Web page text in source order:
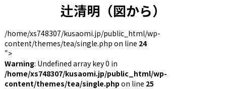
辻清明（図から）
/home/xs748307/kusaomi.jp/public_html/wp-
content/themes/tea/single.php on line 24
">
Warning: Undefined array key 0 in
/home/xs748307/kusaomi.jp/public_html/wp-
content/themes/tea/single.php on line 25